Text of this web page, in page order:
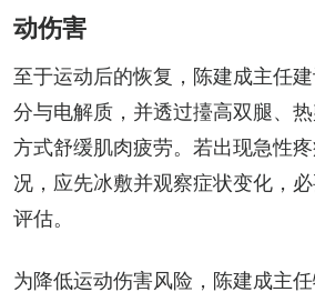
动伤害
至于运动后的恢复，陈建成主任
分与电解质，并透过擡高双腿、
方式舒缓肌肉疲劳。若出现急性
况，应先冰敷并观察症状变化，
评估。
为降低运动伤害风险，陈建成主